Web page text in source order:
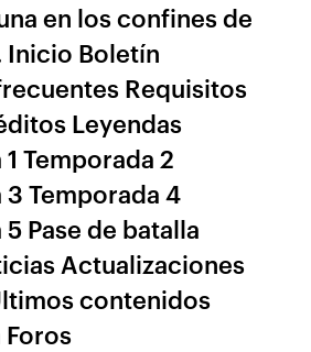
en los confines de
Inicio Boletín
Requisitos
Leyendas
Temporada 2
Temporada 4
Pase de batalla
Actualizaciones
contenidos